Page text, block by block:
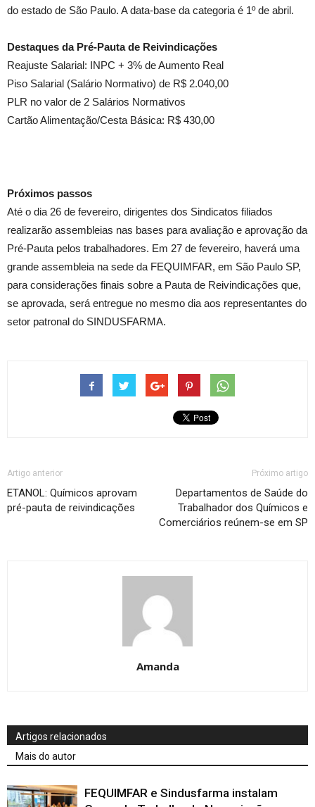
do estado de São Paulo. A data-base da categoria é 1º de abril.
Destaques da Pré-Pauta de Reivindicações
Reajuste Salarial: INPC + 3% de Aumento Real
Piso Salarial (Salário Normativo) de R$ 2.040,00
PLR no valor de 2 Salários Normativos
Cartão Alimentação/Cesta Básica: R$ 430,00
Próximos passos
Até o dia 26 de fevereiro, dirigentes dos Sindicatos filiados
realizarão assembleias nas bases para avaliação e aprovação da
Pré-Pauta pelos trabalhadores. Em 27 de fevereiro, haverá uma
grande assembleia na sede da FEQUIMFAR, em São Paulo SP,
para considerações finais sobre a Pauta de Reivindicações que,
se aprovada, será entregue no mesmo dia aos representantes do
setor patronal do SINDUSFARMA.
Artigo anterior
ETANOL: Químicos aprovam
pré-pauta de reivindicações
Próximo artigo
Departamentos de Saúde do
Trabalhador dos Químicos e
Comerciários reúnem-se em SP
Amanda
Artigos relacionados
Mais do autor
FEQUIMFAR e Sindusfarma instalam